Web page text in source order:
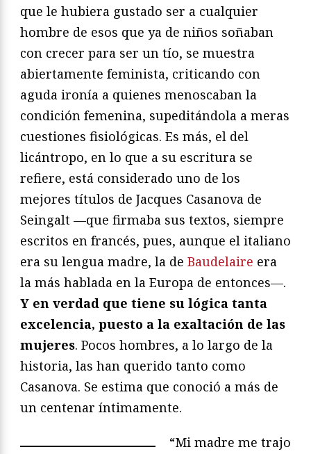
que le hubiera gustado ser a cualquier
hombre de esos que ya de niños soñaban
con crecer para ser un tío, se muestra
abiertamente feminista, criticando con
aguda ironía a quienes menoscaban la
condición femenina, supeditándola a meras
cuestiones fisiológicas. Es más, el del
licántropo, en lo que a su escritura se
refiere, está considerado uno de los
mejores títulos de Jacques Casanova de
Seingalt —que firmaba sus textos, siempre
escritos en francés, pues, aunque el italiano
era su lengua madre, la de Baudelaire era
la más hablada en la Europa de entonces—.
Y en verdad que tiene su lógica tanta
excelencia, puesto a la exaltación de las
mujeres. Pocos hombres, a lo largo de la
historia, las han querido tanto como
Casanova. Se estima que conoció a más de
un centenar íntimamente.
“Mi madre me trajo